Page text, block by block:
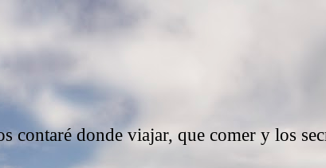
contaré donde viajar, que comer y los